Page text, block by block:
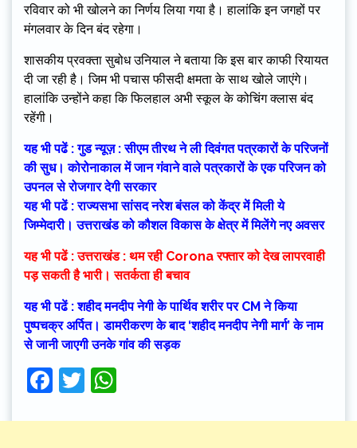
रविवार को भी खोलने का निर्णय लिया गया है। हालांकि इन जगहों पर
मंगलवार के दिन बंद रहेगा।
शासकीय प्रवक्ता सुबोध उनियाल ने बताया कि इस बार काफी रियायत
दी जा रही है। जिम भी पचास फीसदी क्षमता के साथ खोले जाएंगे।
हालांकि उन्होंने कहा कि फिलहाल अभी स्कूल के कोचिंग क्लास बंद
रहेंगी।
यह भी पढें : गुड न्यूज़ : सीएम तीरथ ने ली दिवंगत पत्रकारों के परिजनों
की सुध। कोरोनाकाल में जान गंवाने वाले पत्रकारों के एक परिजन को
उपनल से रोजगार देगी सरकार
यह भी पढें : राज्यसभा सांसद नरेश बंसल को केंद्र में मिली ये
जिम्मेदारी। उत्तराखंड को कौशल विकास के क्षेत्र में मिलेंगे नए अवसर
यह भी पढें : उत्तराखंड : थम रही Corona रफ्तार को देख लापरवाही
पड़ सकती है भारी। सतर्कता ही बचाव
यह भी पढें : शहीद मनदीप नेगी के पार्थिव शरीर पर CM ने किया
पुष्पचक्र अर्पित। डामरीकरण के बाद ‘शहीद मनदीप नेगी मार्ग’ के नाम
से जानी जाएगी उनके गांव की सड़क
Facebook
Twitter